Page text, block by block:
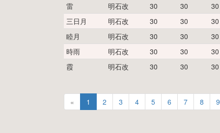
雷
明石改 30 30
30
三日月
明石改 30 30
30
睦月
明石改 30 30
30
時雨
明石改 30 30
30
霞
明石改 30 30 30
« 1 2 3 4 5 6 7 8 9